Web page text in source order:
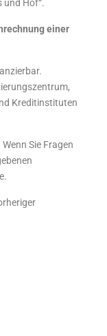
und Hof“.
einer
Kreditinstituten
Sie Fragen